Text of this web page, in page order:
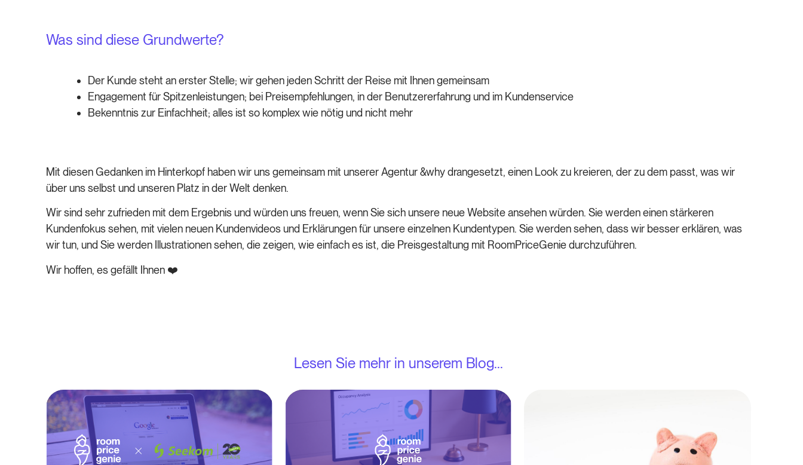
Was sind diese Grundwerte?
Der Kunde steht an erster Stelle; wir gehen jeden Schritt der Reise mit Ihnen gemeinsam
Engagement für Spitzenleistungen; bei Preisempfehlungen, in der Benutzererfahrung und im Kundenservice
Bekenntnis zur Einfachheit; alles ist so komplex wie nötig und nicht mehr
Mit diesen Gedanken im Hinterkopf haben wir uns gemeinsam mit unserer Agentur &why drangesetzt, einen Look zu kreieren, der zu dem passt, was wir
über uns selbst und unseren Platz in der Welt denken.
Wir sind sehr zufrieden mit dem Ergebnis und würden uns freuen, wenn Sie sich unsere neue Website ansehen würden. Sie werden einen stärkeren
Kundenfokus sehen, mit vielen neuen Kundenvideos und Erklärungen für unsere einzelnen Kundentypen. Sie werden sehen, dass wir besser erklären, was
wir tun, und Sie werden Illustrationen sehen, die zeigen, wie einfach es ist, die Preisgestaltung mit RoomPriceGenie durchzuführen.
Wir hoffen, es gefällt Ihnen ❤️
Lesen Sie mehr in unserem Blog...